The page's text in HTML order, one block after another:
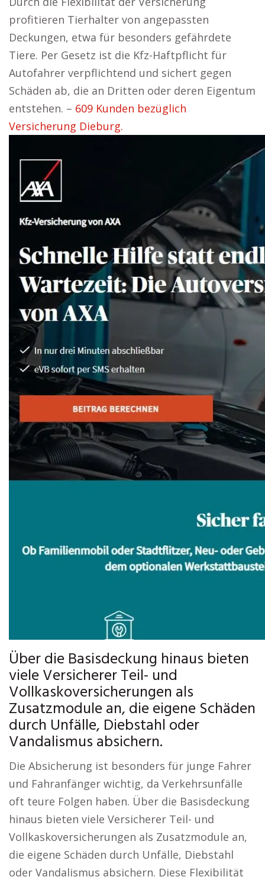
profitieren Tierhalter von angepassten
Deckungen, etwa für besonders gefährdete
Tiere. Per Gesetz ist die Kfz-Haftpflicht für
Autofahrer verpflichtend und sichert gegen
Schäden ab, die an Dritten oder deren Eigentum
entstehen. – 609 Kunden bezüglich
Versicherung Dieburg.
Über die Basisdeckung hinaus bieten
viele Versicherer Teil- und
Vollkaskoversicherungen als
Zusatzmodule an, die eigene Schäden
durch Unfälle, Diebstahl oder
Vandalismus absichern.
Die Absicherung ist besonders für junge Fahrer
und Fahranfänger wichtig, da Verkehrsunfälle
oft teure Folgen haben. Über die Basisdeckung
hinaus bieten viele Versicherer Teil- und
Vollkaskoversicherungen als Zusatzmodule an,
die eigene Schäden durch Unfälle, Diebstahl
oder Vandalismus absichern. Diese Flexibilität